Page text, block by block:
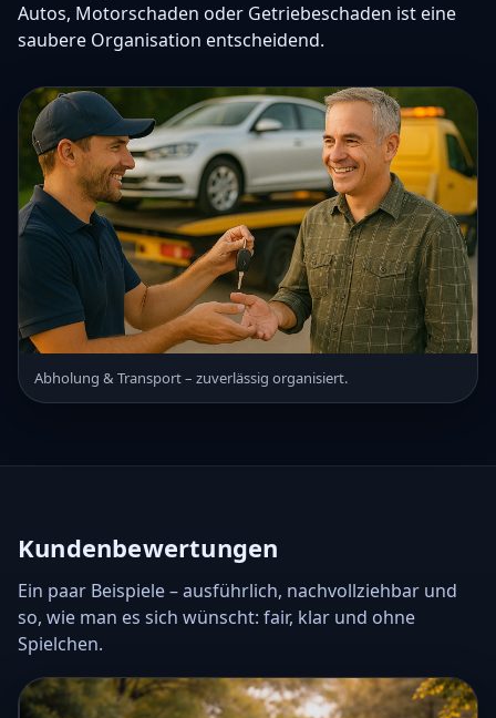
Autos, Motorschaden oder Getriebeschaden ist eine
saubere Organisation entscheidend.
Abholung & Transport – zuverlässig organisiert.
Kundenbewertungen
Ein paar Beispiele – ausführlich, nachvollziehbar und
so, wie man es sich wünscht: fair, klar und ohne
Spielchen.